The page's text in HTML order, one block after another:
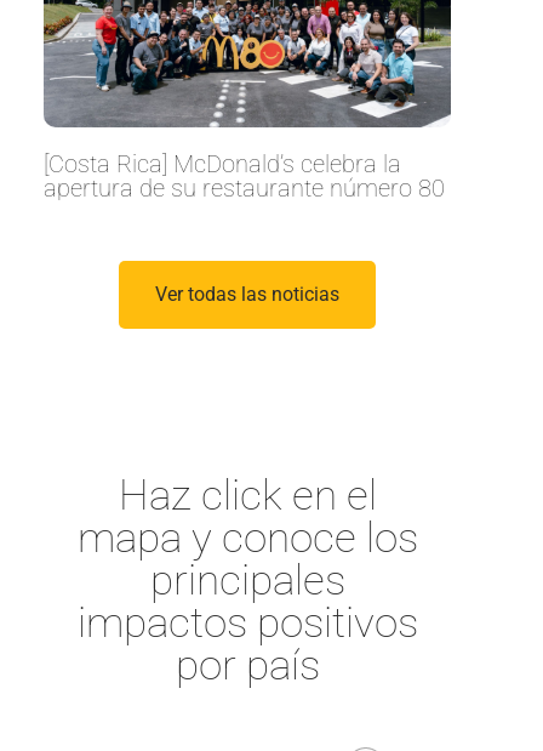
[Costa Rica] McDonald’s celebra la
apertura de su restaurante número 80
Ver todas las noticias
Haz click en el
mapa y conoce los
principales
impactos positivos
por país